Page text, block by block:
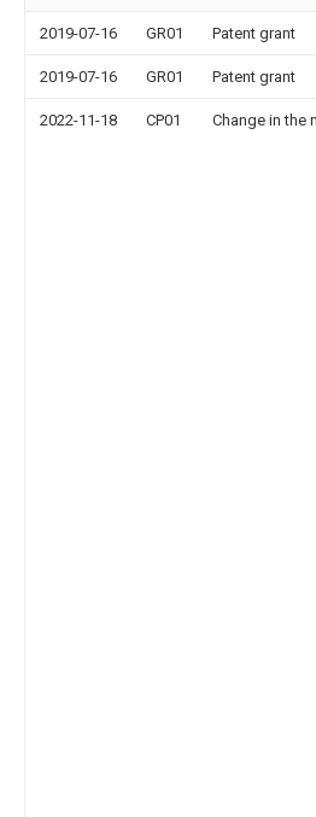
2019-07-16 GR01 Patent grant
2019-07-16 GR01 Patent grant
2022-11-18 CP01 Change in the